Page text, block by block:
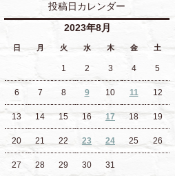
投稿日カレンダー
2023年8月
日 月 火 水 木 金 土
1 2 3 4 5
6 7 8 9 10 11 12
13 14 15 16 17 18 19
20 21 22 23 24 25 26
27 28 29 30 31